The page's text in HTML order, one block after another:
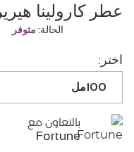
عطر كارولينا هيريرا
الحالة:متوفر
اختر:
100مل
بالتعاون مع
Fortune